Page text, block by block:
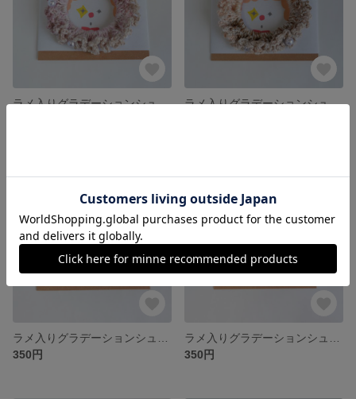
ラメ入りグラデーションシュシュ （No.6）
ラメ入りグラデーションシュシュ （No.5）
残り1点
350円
SOLD OUT
350円